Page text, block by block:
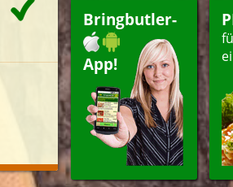
Bringbutler-
App!
Schnitzel
Getränke
Uhr bestellen